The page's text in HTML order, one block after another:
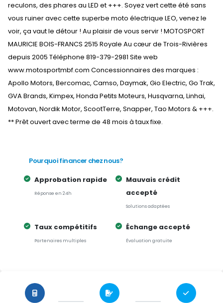
reculons, des phares au LED et +++. Soyez vert cette été sans
vous ruiner avec cette superbe moto électrique LEO, venez le
voir, ça vaut le détour ! Au plaisir de vous servir ! MOTOSPORT
MAURICIE BOIS-FRANCS 2515 Royale Au cœur de Trois-Rivières
depuis 2005 Téléphone 819-379-2981 Site web
www.motosportmbf.com Concessionnaires des marques :
Apollo Motors, Bercomac, Camso, Daymak, Gio Electric, Go Trak,
GVA Brands, Kimpex, Honda Petits Moteurs, Husqvarna, Linhai,
Motovan, Nordik Motor, ScootTerre, Snapper, Tao Motors & +++.
** Prêt ouvert avec terme de 48 mois à taux fixe.
Pourquoi financer chez nous?
Approbation rapide
Réponse en 24h
Mauvais crédit
accepté
Solutions adaptées
Taux compétitifs
Partenaires multiples
Échange accepté
Évaluation gratuite